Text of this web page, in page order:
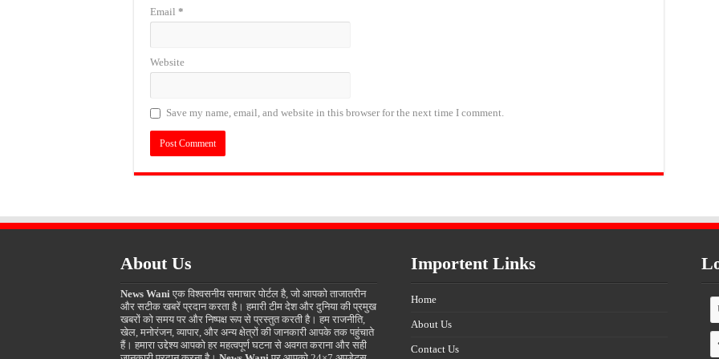
Email *
Website
Save my name, email, and website in this browser for the next time I comment.
About Us
News Waniएक विश्वसनीय समाचार पोर्टल है, जो आपको ताजातरीन
और सटीक खबरें प्रदान करता है। हमारी टीम देश और दुनिया की प्रमुख
खबरों को समय पर और निष्पक्ष रूप से प्रस्तुत करती है। हम राजनीति,
खेल, मनोरंजन, व्यापार, और अन्य क्षेत्रों की जानकारी आपके तक पहुंचाते
हैं। हमारा उद्देश्य आपको हर महत्वपूर्ण घटना से अवगत कराना और सही
Importent Links
Home
About Us
Contact Us